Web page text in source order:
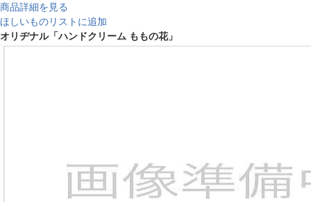
商品詳細を見る
ほしいものリストに追加
オリヂナル「ハンドクリーム ももの花」